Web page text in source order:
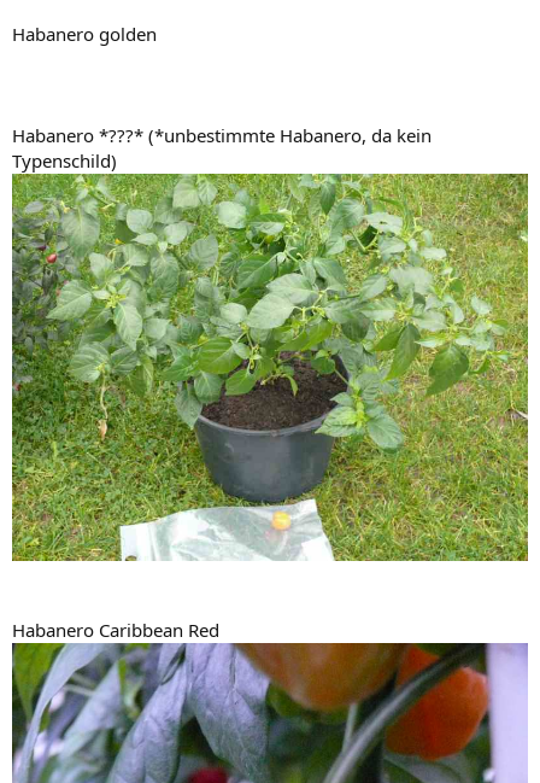
Habanero golden
Habanero *???* (*unbestimmte Habanero, da kein
Typenschild)
Habanero Caribbean Red